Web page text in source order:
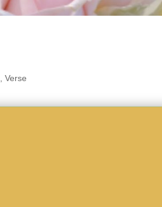
,Verse